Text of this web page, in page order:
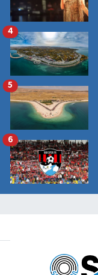
4
5
6